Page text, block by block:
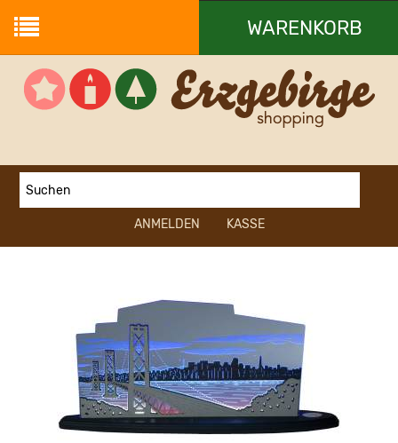
WARENKORB
Ihr Warenkorb ist leer.
ANMELDEN KASSE